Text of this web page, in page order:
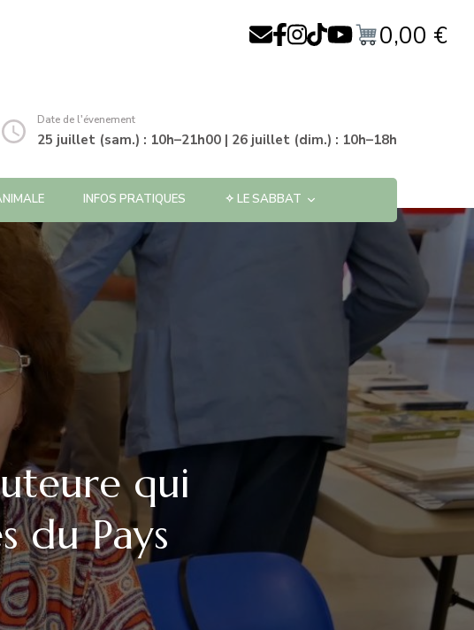
0,00 €
Date de l'évenement
25 juillet (sam.) : 10h–21h00 | 26 juillet (dim.) : 10h–18h
INFOS PRATIQUES ✧ LE SABBAT
qui
du Pays